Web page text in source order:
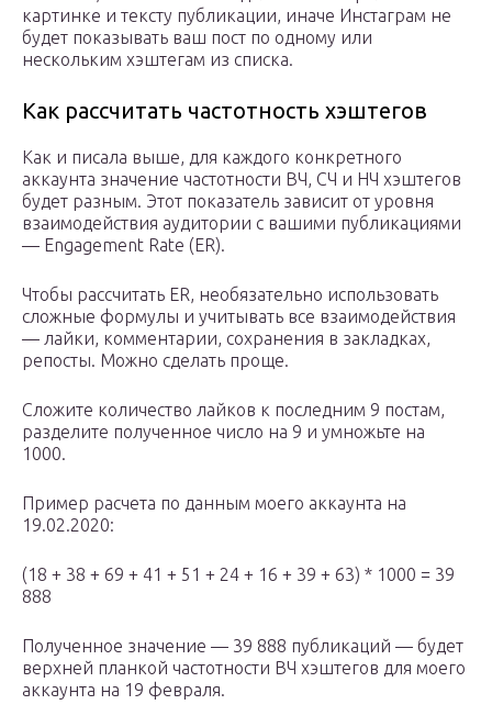
картинке и тексту публикации, иначе Инстаграм не
будет показывать ваш пост по одному или
нескольким хэштегам из списка.
Как рассчитать частотность хэштегов
Как и писала выше, для каждого конкретного
аккаунта значение частотности ВЧ, СЧ и НЧ хэштегов
будет разным. Этот показатель зависит от уровня
взаимодействия аудитории с вашими публикациями
— Engagement Rate (ER).
Чтобы рассчитать ER, необязательно использовать
сложные формулы и учитывать все взаимодействия
— лайки, комментарии, сохранения в закладках,
репосты. Можно сделать проще.
Сложите количество лайков к последним 9 постам,
разделите полученное число на 9 и умножьте на
1000.
Пример расчета по данным моего аккаунта на
19.02.2020:
(18 + 38 + 69 + 41 + 51 + 24 + 16 + 39 + 63) * 1000 = 39
888
Полученное значение — 39 888 публикаций — будет
верхней планкой частотности ВЧ хэштегов для моего
аккаунта на 19 февраля.